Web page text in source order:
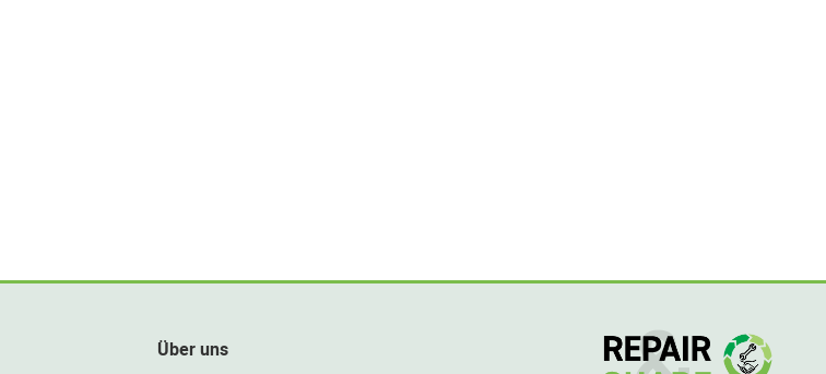
Über uns